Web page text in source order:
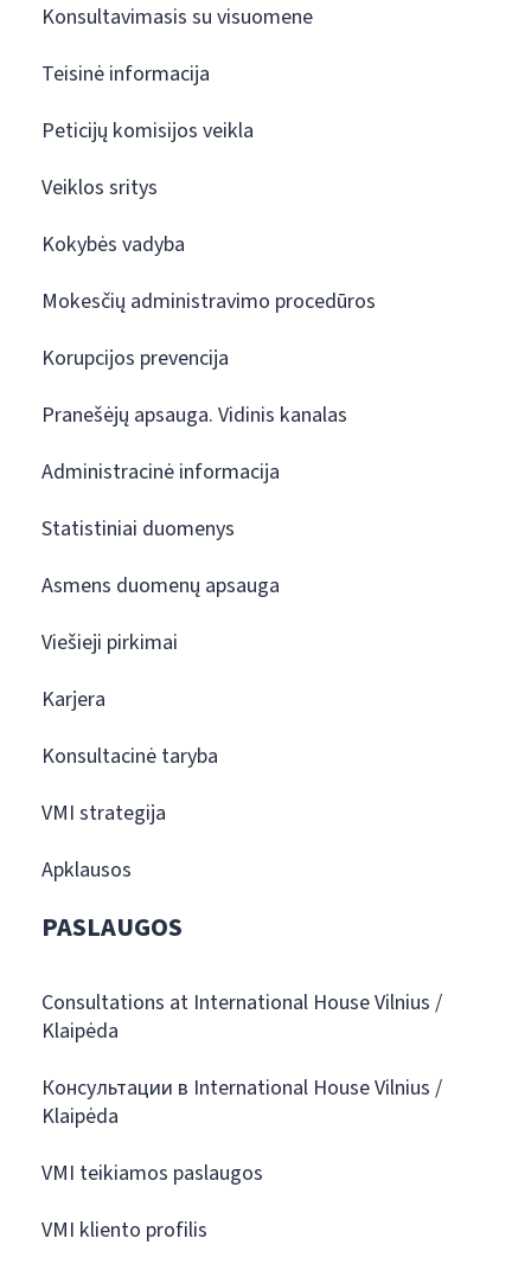
Konsultavimasis su visuomene
Teisinė informacija
Peticijų komisijos veikla
Veiklos sritys
Kokybės vadyba
Mokesčių administravimo procedūros
Korupcijos prevencija
Pranešėjų apsauga. Vidinis kanalas
Administracinė informacija
Statistiniai duomenys
Asmens duomenų apsauga
Viešieji pirkimai
Karjera
Konsultacinė taryba
VMI strategija
Apklausos
PASLAUGOS
Consultations at International House Vilnius /
Klaipėda
Консультации в International House Vilnius /
Klaipėda
VMI teikiamos paslaugos
VMI kliento profilis